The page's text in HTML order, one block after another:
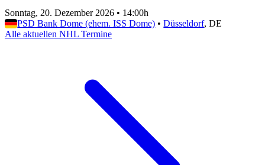
Sonntag, 20. Dezember 2026 • 14:00h
PSD Bank Dome (ehem. ISS Dome) • Düsseldorf, DE
Alle aktuellen NHL Termine